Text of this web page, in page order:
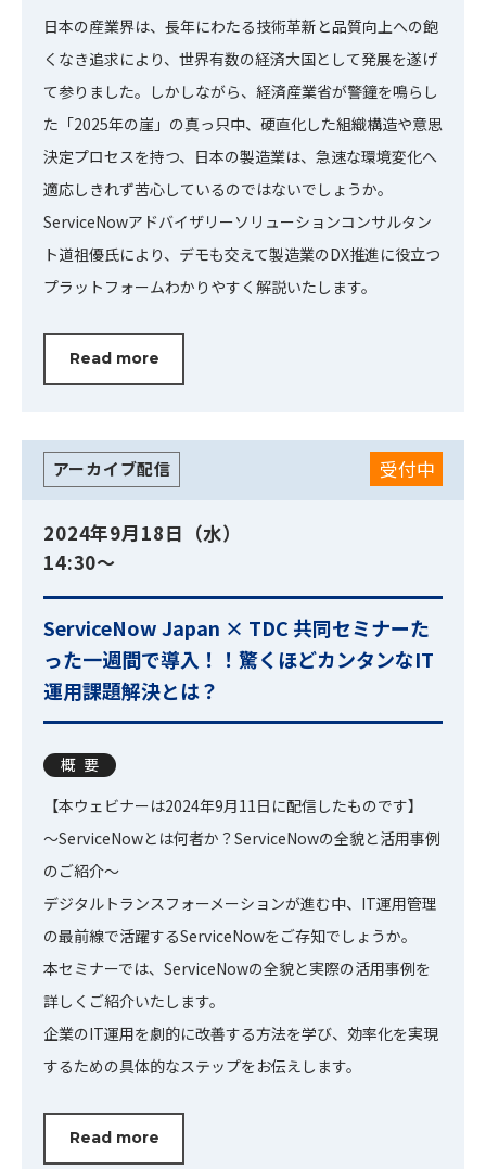
日本の産業界は、長年にわたる技術革新と品質向上への飽
くなき追求により、世界有数の経済大国として発展を遂げ
て参りました。しかしながら、経済産業省が警鐘を鳴らし
た「2025年の崖」の真っ只中、硬直化した組織構造や意思
決定プロセスを持つ、日本の製造業は、急速な環境変化へ
適応しきれず苦心しているのではないでしょうか。
ServiceNowアドバイザリーソリューションコンサルタン
ト道祖優氏により、デモも交えて製造業のDX推進に役立つ
プラットフォームわかりやすく解説いたします。
Read more
アーカイブ配信 受付中
2024年9月18日（水）
14:30～
ServiceNow Japan × TDC 共同セミナーた
った一週間で導入！！驚くほどカンタンなIT
運用課題解決とは？
概要
【本ウェビナーは2024年9月11日に配信したものです】
～ServiceNowとは何者か？ServiceNowの全貌と活用事例
のご紹介～
デジタルトランスフォーメーションが進む中、IT運用管理
の最前線で活躍するServiceNowをご存知でしょうか。
本セミナーでは、ServiceNowの全貌と実際の活用事例を
詳しくご紹介いたします。
企業のIT運用を劇的に改善する方法を学び、効率化を実現
するための具体的なステップをお伝えします。
Read more